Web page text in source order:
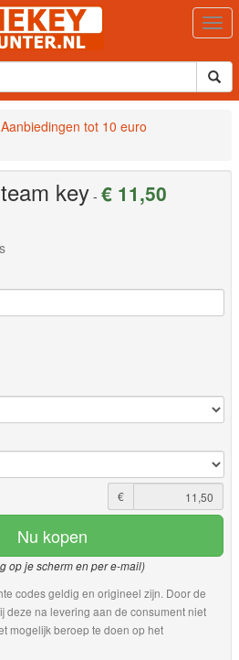
Aanbiedingen tot 10 euro
key - € 11,50
€
Nu kopen
op je scherm en per e-mail)
codes geldig en origineel zijn. Door de
deze na levering aan de consument niet
mogelijk beroep te doen op het